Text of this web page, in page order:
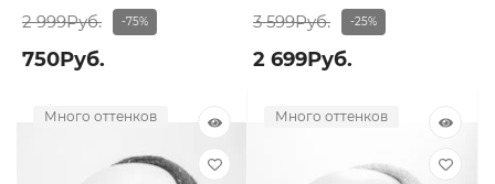
2 999Руб. -75%
750Руб.
3 599Руб. -25%
2 699Руб.
Много оттенков Много оттенков